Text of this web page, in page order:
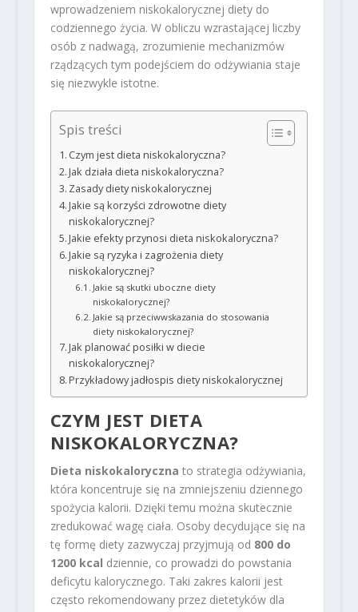
wprowadzeniem niskokalorycznej diety do
codziennego życia. W obliczu wzrastającej liczby
osób z nadwagą, zrozumienie mechanizmów
rządzących tym podejściem do odżywiania staje
się niezwykle istotne.
Spis treści
Czym jest dieta niskokaloryczna?
Jak działa dieta niskokaloryczna?
Zasady diety niskokalorycznej
Jakie są korzyści zdrowotne diety
niskokalorycznej?
Jakie efekty przynosi dieta niskokaloryczna?
Jakie są ryzyka i zagrożenia diety
niskokalorycznej?
Jakie są skutki uboczne diety
niskokalorycznej?
Jakie są przeciwwskazania do stosowania
diety niskokalorycznej?
Jak planować posiłki w diecie
niskokalorycznej?
Przykładowy jadłospis diety niskokalorycznej
CZYM JEST DIETA
NISKOKALORYCZNA?
Dieta niskokaloryczna to strategia odżywiania,
która koncentruje się na zmniejszeniu dziennego
spożycia kalorii. Dzięki temu można skutecznie
zredukować wagę ciała. Osoby decydujące się na
tę formę diety zazwyczaj przyjmują od 800 do
1200 kcal dziennie, co prowadzi do powstania
deficytu kalorycznego. Taki zakres kalorii jest
często rekomendowany przez dietetyków dla